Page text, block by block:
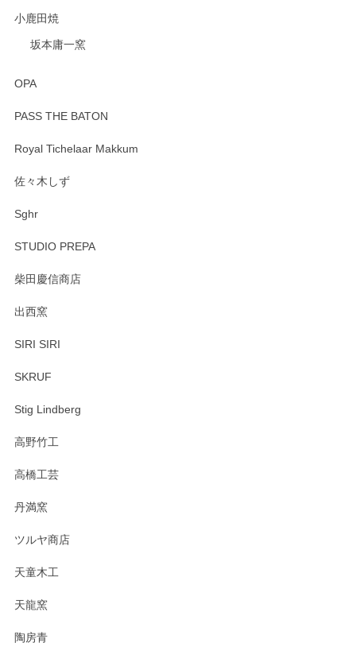
小鹿田焼
坂本庸一窯
OPA
PASS THE BATON
Royal Tichelaar Makkum
佐々木しず
Sghr
STUDIO PREPA
柴田慶信商店
出西窯
SIRI SIRI
SKRUF
Stig Lindberg
高野竹工
高橋工芸
丹満窯
ツルヤ商店
天童木工
天龍窯
陶房青